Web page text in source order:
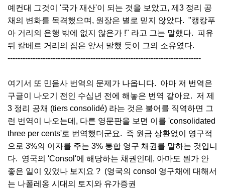
예컨대 그것이 '국가 재산'이 되는 것을 보았고, 제3 정리 공
채의 변화를 목격했으며, 원장은 별로 믿지 않았다. "캥캉푸
아 거리의 은행 밖에 없지 않은가 !" 라고 그는 말했다. 피유
뒤 칼베르 거리의 집은 앞서 말했 듯이 그의 소유였다.
-----------------------------------------------------------------------------
여기서 또 민음사 번역의 문제가 나옵니다. 아마 저 번역은
구글이 나오기 전인 수십년 전에 해놓은 번역 같아요. 저 제
3 정리 공채 (tiers consolidé) 라는 것은 불어를 직역하면 그
런 번역이 나오는데, 다른 영문판을 보면 이를 'consolidated
three per cents'로 번역했더군요. 즉 원금 상환없이 영구적
으로 3%의 이자를 주는 3% 통합 영구 채권를 말하는 것입니
다. 영국의 'Consol'에 해당하는 채권인데, 아마도 뭔가 안
좋은 일이 있었나 보지요 ? (영국의 consol 영구채에 대해서
는 나폴레옹 시대의 토지와 유가증권